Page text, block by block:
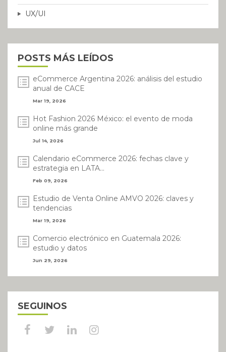
UX/UI
POSTS MÁS LEÍDOS
eCommerce Argentina 2026: análisis del estudio
anual de CACE
Mar 19, 2026
Hot Fashion 2026 México: el evento de moda
online más grande
Jul 14, 2026
Calendario eCommerce 2026: fechas clave y
estrategia en LATA...
Feb 09, 2026
Estudio de Venta Online AMVO 2026: claves y
tendencias
Mar 19, 2026
Comercio electrónico en Guatemala 2026:
estudio y datos
Jun 29, 2026
SEGUINOS